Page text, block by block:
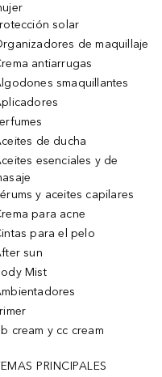
solar
de maquillaje
antiarrugas
smaquillantes
de ducha
esenciales y de
y aceites capilares
para acne
para el pelo
sun
Mist
cream y cc cream
PRINCIPALES